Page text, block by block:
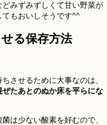
みずみずしくて甘い野菜が
もおいしそうです^^
る保存方法
させるために大事なのは、
たあとのぬか床を平らにな
は少ない酸素を好むので、